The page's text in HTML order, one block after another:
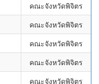
คณะจังหวัดพิจิตร
คณะจังหวัดพิจิตร
คณะจังหวัดพิจิตร
คณะจังหวัดพิจิตร
คณะจังหวัดพิจิตร